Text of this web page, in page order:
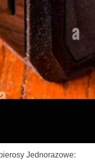
Jednorazowe: